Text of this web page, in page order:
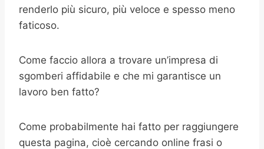
renderlo più sicuro, più veloce e spesso meno
faticoso.
Come faccio allora a trovare un’impresa di
sgomberi affidabile e che mi garantisce un
lavoro ben fatto?
Come probabilmente hai fatto per raggiungere
questa pagina, cioè cercando online frasi o